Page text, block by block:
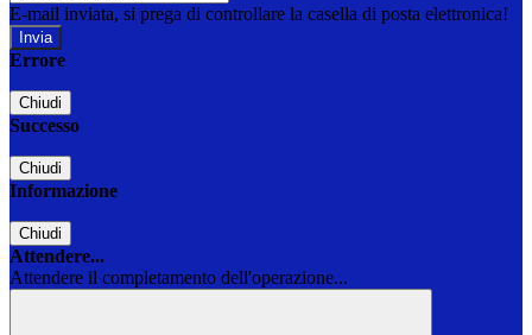
E-mail inviata, si prega di controllare la casella di posta elettronica!
Errore
Chiudi
Successo
Chiudi
Informazione
Chiudi
Attendere...
Attendere il completamento dell'operazione...